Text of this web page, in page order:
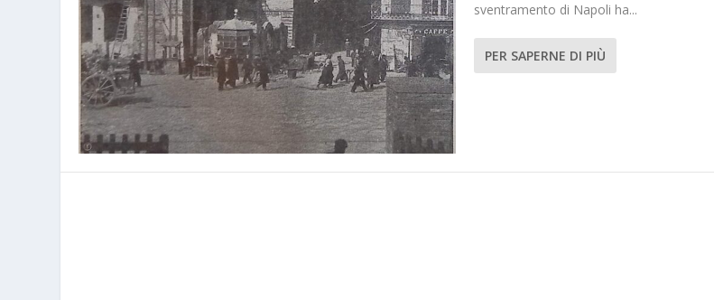
sventramento di Napoli ha...
PER SAPERNE DI PIÙ